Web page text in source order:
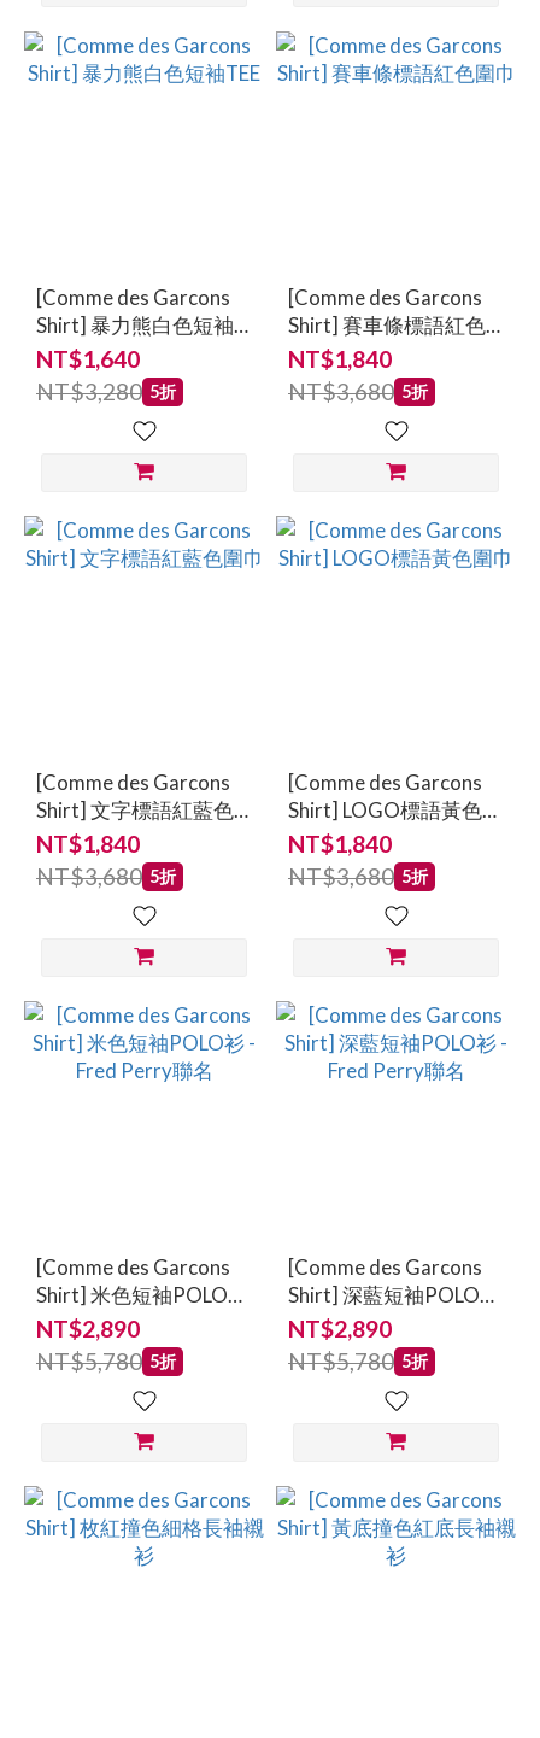
[Comme des Garcons
Shirt] 暴力熊白色短袖
TEE
NT$1,640
NT$3,280 5折
[Comme des Garcons
Shirt] 賽車條標語紅色
圍巾
NT$1,840
NT$3,680 5折
[Comme des Garcons
Shirt] 文字標語紅藍色
圍巾
NT$1,840
NT$3,680 5折
[Comme des Garcons
Shirt] LOGO標語黃色圍
巾
NT$1,840
NT$3,680 5折
[Comme des Garcons
Shirt] 米色短袖POLO衫
- Fred Perry聯名
NT$2,890
NT$5,780 5折
[Comme des Garcons
Shirt] 深藍短袖POLO衫
- Fred Perry聯名
NT$2,890
NT$5,780 5折